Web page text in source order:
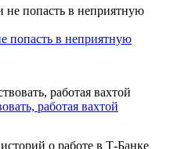
попасть в неприятную
работая вахтой